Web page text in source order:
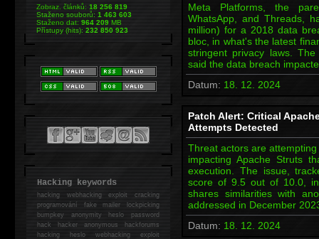
Meta Platforms, the
WhatsApp, and Threads,
million) for a 2018 data
bloc, in what's the latest
stringent privacy laws.
said the data breach
Datum: 18. 12. 2024
Patch Alert: Critical
Attempts Detected
Threat actors are
impacting Apache Struts
execution. The issue,
score of 9.5 out of 10.0,
shares similarities with
addressed in December
Datum: 18. 12. 2024
Zobraz. článků:18 256 819
Staženo souborů:1 463 603
Staženo dat:964 209MB
Přístupy (hits):232 850 923
Hacking keywords
hackingwebhacking exploit cracking
programování fake mailer lockpicking
bumpkey anonymity heslo password
hackhacker anonymous hackforums
hackingheslo webhacking exploit